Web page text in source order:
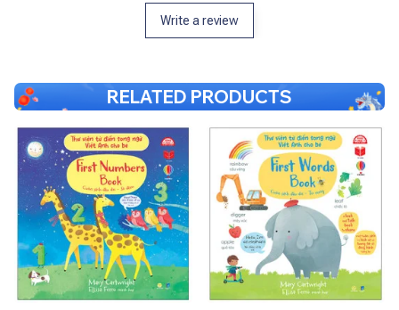
Write a review
RELATED PRODUCTS